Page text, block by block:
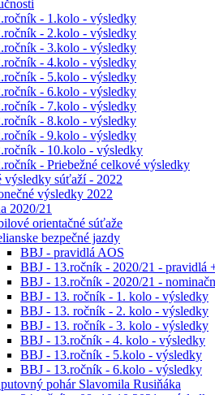
- 1.kolo - výsledky
- 2.kolo - výsledky
- 3.kolo - výsledky
- 4.kolo - výsledky
- 5.kolo - výsledky
- 6.kolo - výsledky
- 7.kolo - výsledky
- 8.kolo - výsledky
- 9.kolo - výsledky
- 10.kolo - výsledky
- Priebežné celkové výsledky
výsledky súťaží - 2022
výsledky 2022
2020/21
orientačné súťaže
bezpečné jazdy
BBJ - pravidlá AOS
BBJ - 13.ročník - 2020/21 - pravidlá
BBJ - 13.ročník - 2020/21 -
BBJ - 13. ročník - 1. kolo - výsledky
BBJ - 13. ročník - 2. kolo - výsledky
BBJ - 13. ročník - 3. kolo - výsledky
BBJ - 13.ročník - 4. kolo - výsledky
BBJ - 13.ročník - 5.kolo - výsledky
BBJ - 13.ročník - 6.kolo - výsledky
pohár Slavomila Rusiňáka